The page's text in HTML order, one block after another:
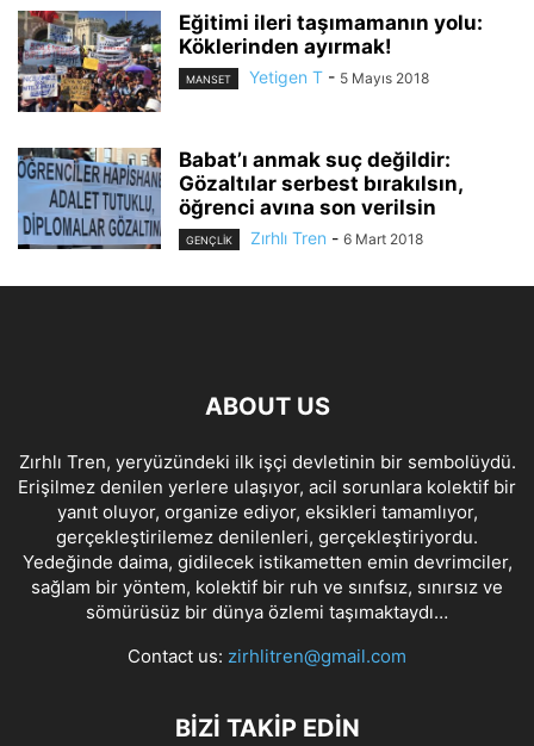
Eğitimi ileri taşımamanın yolu:
Köklerinden ayırmak!
MANSET Yetigen T - 5 Mayıs 2018
Babat’ı anmak suç değildir:
Gözaltılar serbest bırakılsın,
öğrenci avına son verilsin
GENÇLİK Zırhlı Tren - 6 Mart 2018
ABOUT US
Zırhlı Tren, yeryüzündeki ilk işçi devletinin bir sembolüydü.
Erişilmez denilen yerlere ulaşıyor, acil sorunlara kolektif bir
yanıt oluyor, organize ediyor, eksikleri tamamlıyor,
gerçekleştirilemez denilenleri, gerçekleştiriyordu.
Yedeğinde daima, gidilecek istikametten emin devrimciler,
sağlam bir yöntem, kolektif bir ruh ve sınıfsız, sınırsız ve
sömürüsüz bir dünya özlemi taşımaktaydı…
Contact us: zirhlitren@gmail.com
BİZİ TAKİP EDİN